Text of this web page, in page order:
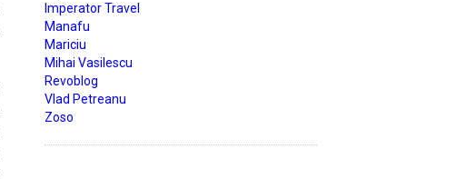
Imperator Travel
Manafu
Mariciu
Mihai Vasilescu
Revoblog
Vlad Petreanu
Zoso